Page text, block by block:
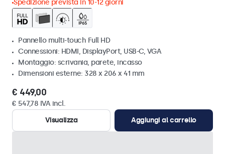
Spedizione prevista in 10-12 giorni
Pannello multi-touch Full HD
Connessioni: HDMI, DisplayPort, USB-C, VGA
Montaggio: scrivania, parete, incasso
Dimensioni esterne: 328 x 206 x 41 mm
€ 449,00
€ 547,78 IVA incl.
Visualizza
Aggiungi al carrello